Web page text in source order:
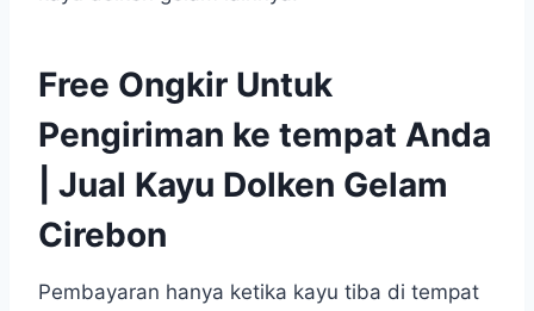
Free Ongkir Untuk
Pengiriman ke tempat Anda
| Jual Kayu Dolken Gelam
Cirebon
Pembayaran hanya ketika kayu tiba di tempat